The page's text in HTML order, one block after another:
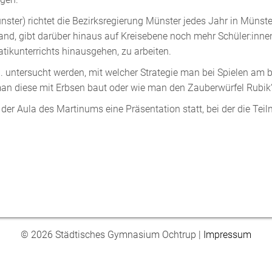
richtet die Bezirksregierung Münster jedes Jahr in
gibt darüber hinaus auf Kreisebene noch mehr
hinausgehen, zu arbeiten.
untersucht werden, mit welcher Strategie man bei Spielen
diese mit Erbsen baut oder wie man den Zauberwürfel
Aula des Martinums eine Präsentation statt, bei der die
© 2026 Städtisches Gymnasium Ochtrup | Impressum